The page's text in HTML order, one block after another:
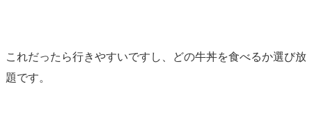
これだったら行きやすいですし、どの牛丼を食べるか選び放
題です。